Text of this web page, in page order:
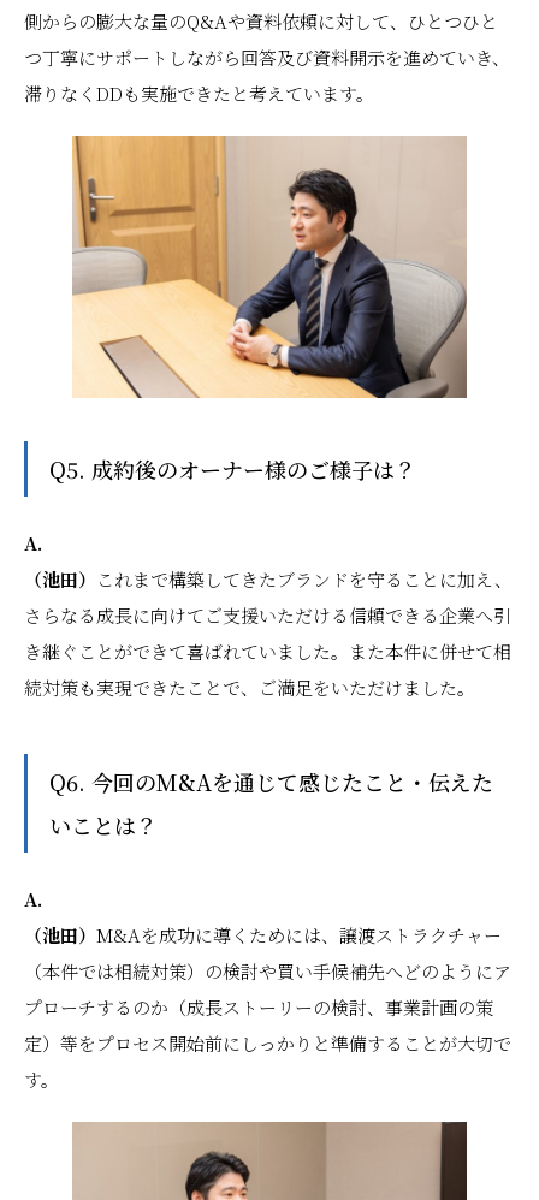
側からの膨大な量のQ&Aや資料依頼に対して、ひとつひと
つ丁寧にサポートしながら回答及び資料開示を進めていき、
滞りなくDDも実施できたと考えています。
Q5. 成約後のオーナー様のご様子は？
A.
（池田） これまで構築してきたブランドを守ることに加え、
さらなる成長に向けてご支援いただける信頼できる企業へ引
き継ぐことができて喜ばれていました。また本件に併せて相
続対策も実現できたことで、ご満足をいただけました。
Q6. 今回のM&Aを通じて感じたこと・伝えた
いことは？
A.
（池田） M&Aを成功に導くためには、譲渡ストラクチャー
（本件では相続対策）の検討や買い手候補先へどのようにア
プローチするのか（成長ストーリーの検討、事業計画の策
定）等をプロセス開始前にしっかりと準備することが大切で
す。